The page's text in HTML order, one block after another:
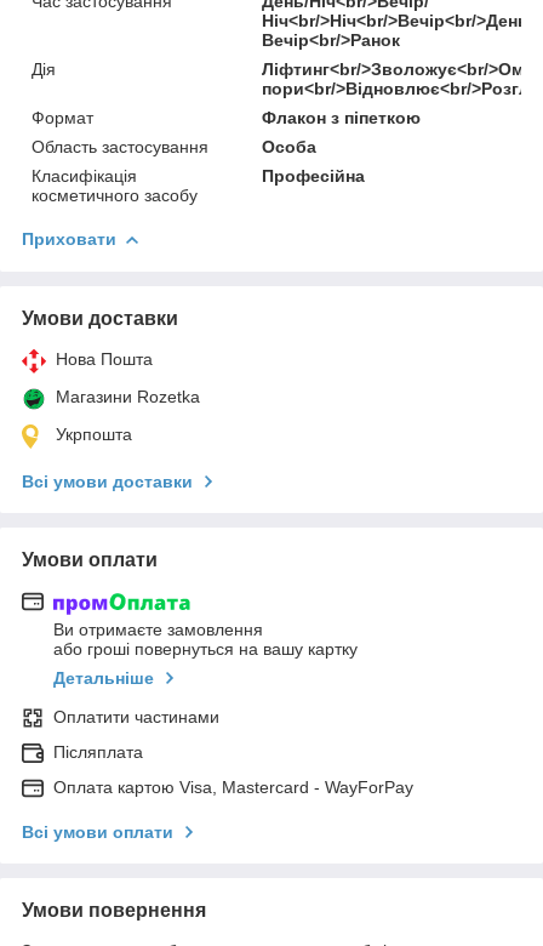
Ніч<br/>Ніч<br/>Вечір<br/
Вечір<br/>Ранок
Дія
Ліфтинг<br/>Зволожує<br/
пори<br/>Відновлює<br/
Формат
Флакон з піпеткою
Область застосування
Особа
Класифікація
косметичного засобу
Професійна
Приховати
Умови доставки
Нова Пошта
Магазини Rozetka
Укрпошта
Всі умови доставки
Умови оплати
Ви отримаєте замовлення
або гроші повернуться на вашу картку
Детальніше
Оплатити частинами
Післяплата
Оплата картою Visa, Mastercard - WayForPay
Всі умови оплати
Умови повернення